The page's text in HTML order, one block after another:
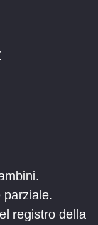
parziale.
registro della